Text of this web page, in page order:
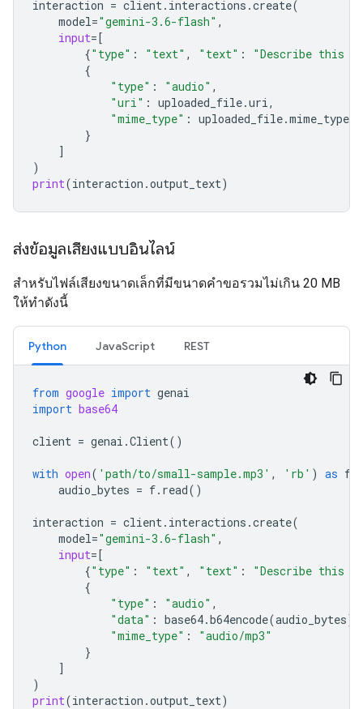
interaction = client . interactions .create(
model="gemini-3.6-flash" ,
input=[
{"type" : "text" , "text" :
"Describe this
{
"type" : "audio" ,
"uri" : uploaded_file.uri ,
"mime_type" : uploaded_file.mime_type
}
]
)
print(interaction .output_text)
ส่งข้อมูลเสียงแบบอินไลน์
สำหรับไฟล์เสียงขนาดเล็กที่มีขนาดคำขอรวมไม่เกิน 20 MB
ให้ทำดังนี้
Python JavaScript REST
from google import genai
import base64
client = genai .Client()
with open( 'path/to/small-sample.mp3' , 'rb' ) as f
audio_bytes = f. read()
interaction = client . interactions .create(
model="gemini-3.6-flash" ,
input=[
{"type" : "text" , "text" :
"Describe this
{
"type" : "audio" ,
"data" : base64.b64encode(audio_bytes)
"mime_type" :
"audio/mp3"
}
]
)
print(interaction .output_text)